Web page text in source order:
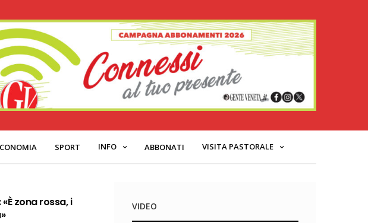
SPORT INFO ABBONATI VISITA PASTORALE
zona rossa, i
VIDEO